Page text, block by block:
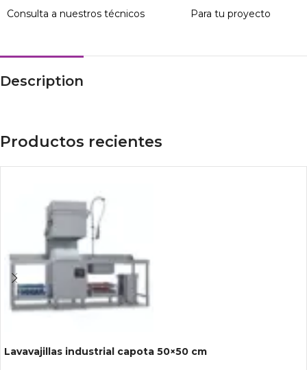
Consulta a nuestros técnicos Para tu proyecto
Description
Productos recientes
Lavavajillas industrial capota 50×50 cm